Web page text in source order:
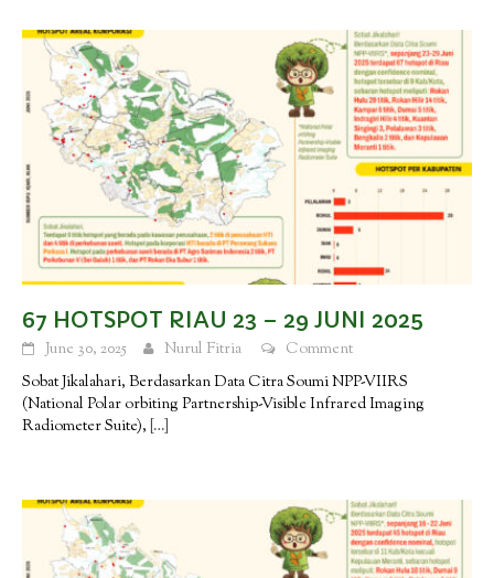
67 HOTSPOT RIAU 23 – 29 JUNI 2025
June 30, 2025 Nurul Fitria
Comment
Sobat Jikalahari, Berdasarkan Data Citra Soumi NPP-VIIRS
(National Polar orbiting Partnership-Visible Infrared Imaging
Radiometer Suite), […]